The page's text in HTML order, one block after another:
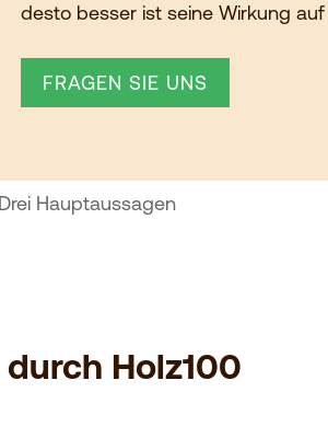
desto besser ist seine Wirkung
FRAGEN SIE UNS
Drei Hauptaussagen
Holz100